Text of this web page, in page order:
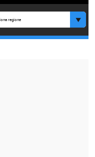
regione